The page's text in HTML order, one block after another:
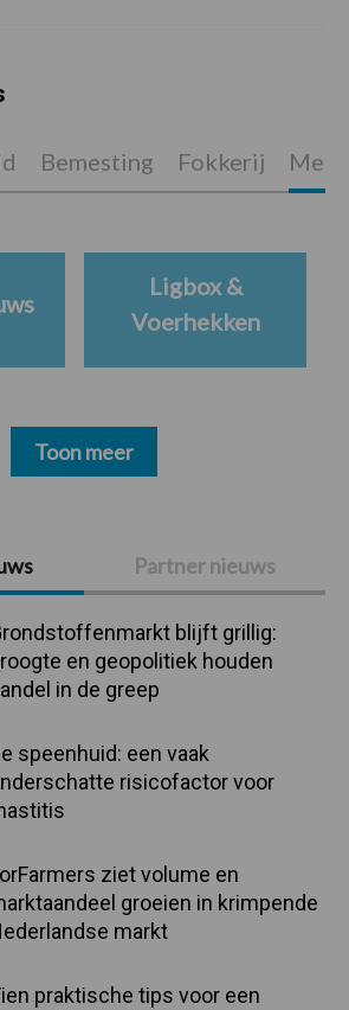
Partner nieuws
blijft grillig:
en geopolitiek houden
in de greep
speenhuid: een vaak
risicofactor voor
ziet volume en
groeien in krimpende
markt
praktische tips voor een
Bemesting Fokkerij
Ligbox &
Voerhekken
Toon meer